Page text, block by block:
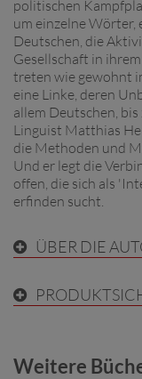
politischen
um einzelne Wörter,
Deutschen, die
Gesellschaft in
treten wie gewohnt
eine Linke, deren
allem Deutschen,
Linguist Matthias
die Methoden und
Und er legt die
offen, die sich als
erfinden sucht.
ÜBER DIE
Weitere